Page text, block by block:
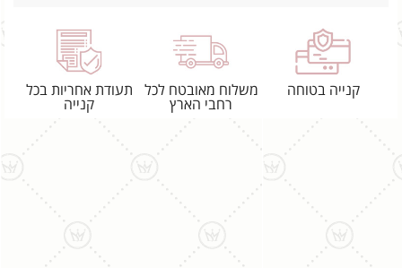
קנייה בטוחה
משלוח מאובטח לכל
רחבי הארץ
תעודת אחריות בכל
קנייה